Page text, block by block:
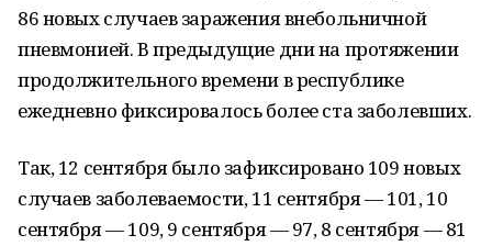
86 новых случаев заражения внебольничной
пневмонией. В предыдущие дни на протяжении
продолжительного времени в республике
ежедневно фиксировалось более ста заболевших.
Так, 12 сентября было зафиксировано 109 новых
случаев заболеваемости, 11 сентября — 101, 10
сентября — 109, 9 сентября — 97, 8 сентября — 81